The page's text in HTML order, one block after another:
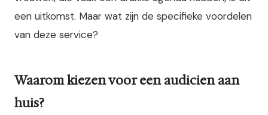
een uitkomst. Maar wat zijn de specifieke voordelen
van deze service?
Waarom kiezen voor een audicien aan
huis?